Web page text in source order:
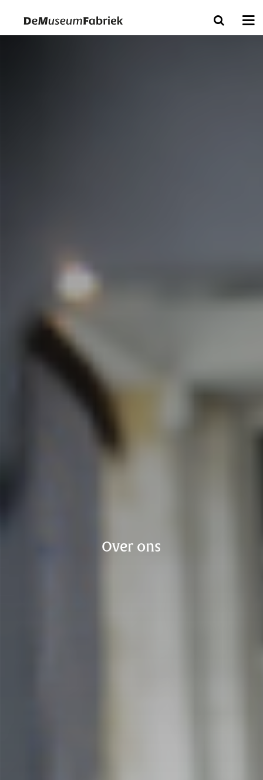
Bezoek & Ontdek
Over ons